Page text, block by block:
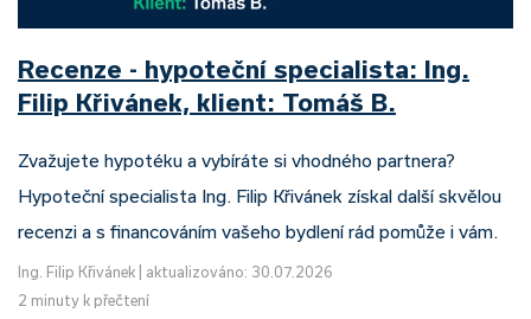
Recenze - hypoteční specialista: Ing.
Filip Křivánek, klient: Tomáš B.
Zvažujete hypotéku a vybíráte si vhodného partnera?
Hypoteční specialista Ing. Filip Křivánek získal další skvělou
recenzi a s financováním vašeho bydlení rád pomůže i vám.
Ing. Filip Křivánek
aktualizováno: 30.07.2026
2 minuty k přečtení